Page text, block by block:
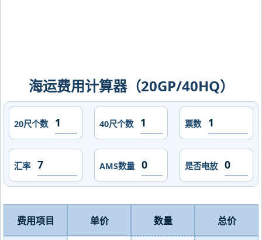
海运费用计算器（20GP/40HQ）
20尺个数 40尺个数 票数
汇率 AMS数量 是否电放
费用项目 单价 数量 总价